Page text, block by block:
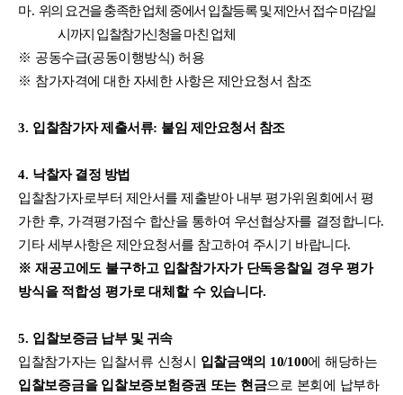
마. 위의 요건을 충족한 업체 중에서 입찰등록 및 제안서 접수 마감일
시까지 입찰참가신청을 마친 업체
※ 공동수급(공동이행방식)허용
※ 참가자격에 대한 자세한 사항은 제안요청서 참조
3. 입찰참가자 제출서류: 붙임 제안요청서 참조
4. 낙찰자 결정 방법
입찰참가자로부터 제안서를 제출받아 내부 평가위원회에서 평
가한 후, 가격평가점수 합산을 통하여 우선협상자를 결정합니다.
기타 세부사항은 제안요청서를 참고하여 주시기 바랍니다.
※ 재공고에도 불구하고 입찰참가자가 단독응찰일 경우 평가
방식을 적합성 평가로 대체할 수 있습니다.
5. 입찰보증금 납부 및 귀속
입찰참가자는 입찰서류 신청시 입찰금액의 10/100에 해당하는
입찰보증금을 입찰보증보험증권 또는 현금으로 본회에 납부하